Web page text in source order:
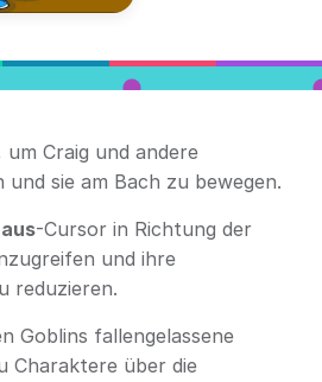
um Craig und andere
sie am Bach zu bewegen.
-Cursor in Richtung der
und ihre
reduzieren.
Goblins fallengelassene
Charaktere über die